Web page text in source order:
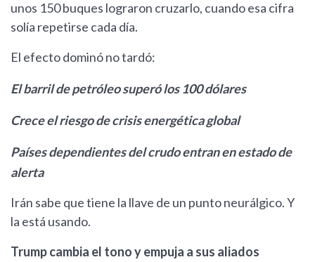
unos 150 buques lograron cruzarlo, cuando esa cifra
solía repetirse cada día.
El efecto dominó no tardó:
El barril de petróleo superó los 100 dólares
Crece el riesgo de crisis energética global
Países dependientes del crudo entran en estado de
alerta
Irán sabe que tiene la llave de un punto neurálgico. Y
la está usando.
Trump cambia el tono y empuja a sus aliados